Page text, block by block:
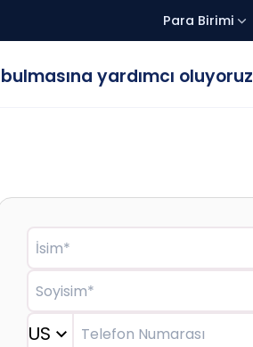
Para Birimi
yardımcı oluyoruz
İsim*
Soyisim*
US Telefon Numarası